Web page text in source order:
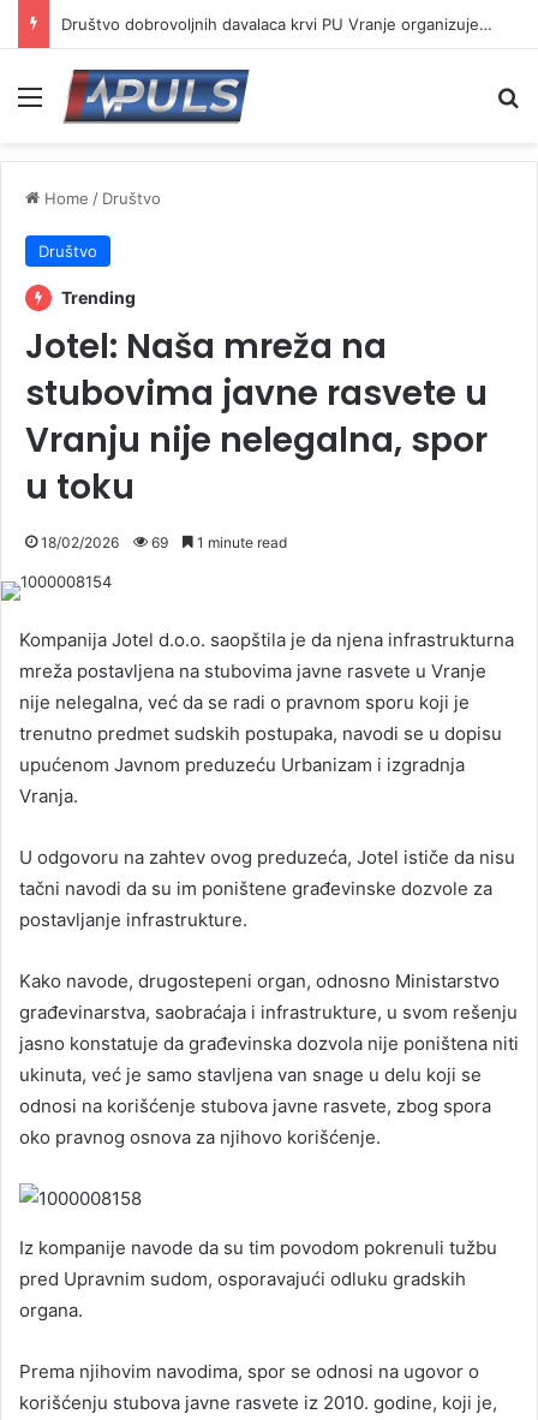
Od 17. avgusta novi lekovi na recept o trošku države
Menu
Home / Društvo
Društvo
Trending
Jotel: Naša mreža na
stubovima javne rasvete u
Vranju nije nelegalna, spor
u toku
18/02/2026 69 1 minute read
Kompanija Jotel d.o.o. saopštila je da njena infrastrukturna
mreža postavljena na stubovima javne rasvete u Vranje
nije nelegalna, već da se radi o pravnom sporu koji je
trenutno predmet sudskih postupaka, navodi se u dopisu
upućenom Javnom preduzeću Urbanizam i izgradnja
Vranja.
U odgovoru na zahtev ovog preduzeća, Jotel ističe da nisu
tačni navodi da su im poništene građevinske dozvole za
postavljanje infrastrukture.
Kako navode, drugostepeni organ, odnosno Ministarstvo
građevinarstva, saobraćaja i infrastrukture, u svom rešenju
jasno konstatuje da građevinska dozvola nije poništena niti
ukinuta, već je samo stavljena van snage u delu koji se
odnosi na korišćenje stubova javne rasvete, zbog spora
oko pravnog osnova za njihovo korišćenje.
Iz kompanije navode da su tim povodom pokrenuli tužbu
pred Upravnim sudom, osporavajući odluku gradskih
organa.
Prema njihovim navodima, spor se odnosi na ugovor o
korišćenju stubova javne rasvete iz 2010. godine, koji je,